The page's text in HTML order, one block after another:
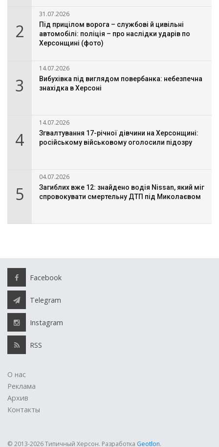
2
31.07.2026
Під прицілом ворога – службові й цивільні
автомобілі: поліція – про наслідки ударів по
Херсонщині (фото)
3
14.07.2026
Вибухівка під виглядом повербанка: небезпечна
знахідка в Херсоні
4
14.07.2026
Згвалтування 17-річної дівчини на Херсонщині:
російському військовому оголосили підозру
5
04.07.2026
Загиблих вже 12: знайдено водія Nissan, який міг
спровокувати смертельну ДТП під Миколаєвом
Facebook
Telegram
Instagram
RSS
О нас
Реклама
Архив
Контакты
© 2013-2026 Типичный Херсон. Разработка Geotlon.